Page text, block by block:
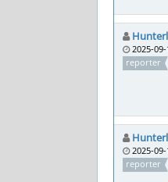
2025-09-
reporter
2025-09-
reporter